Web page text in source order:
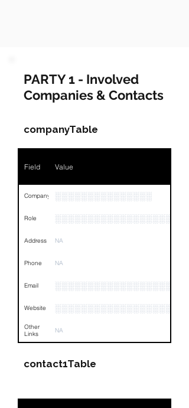
PARTY 1 - Involved
Companies & Contacts
companyTable
Field Value
Company ░░░░░░░░░░░░░░░
Role
Address NA
Phone NA
Email ░░░░░░░░░░░░░░░░░░░░░
Website
Other
Links
NA
contact1Table